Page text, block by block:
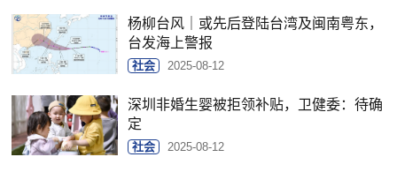
杨柳台风｜或先后登陆台湾及闽南粤东，
台发海上警报
社会 2025-08-12
深圳非婚生婴被拒领补贴，卫健委：待确
定
社会 2025-08-12